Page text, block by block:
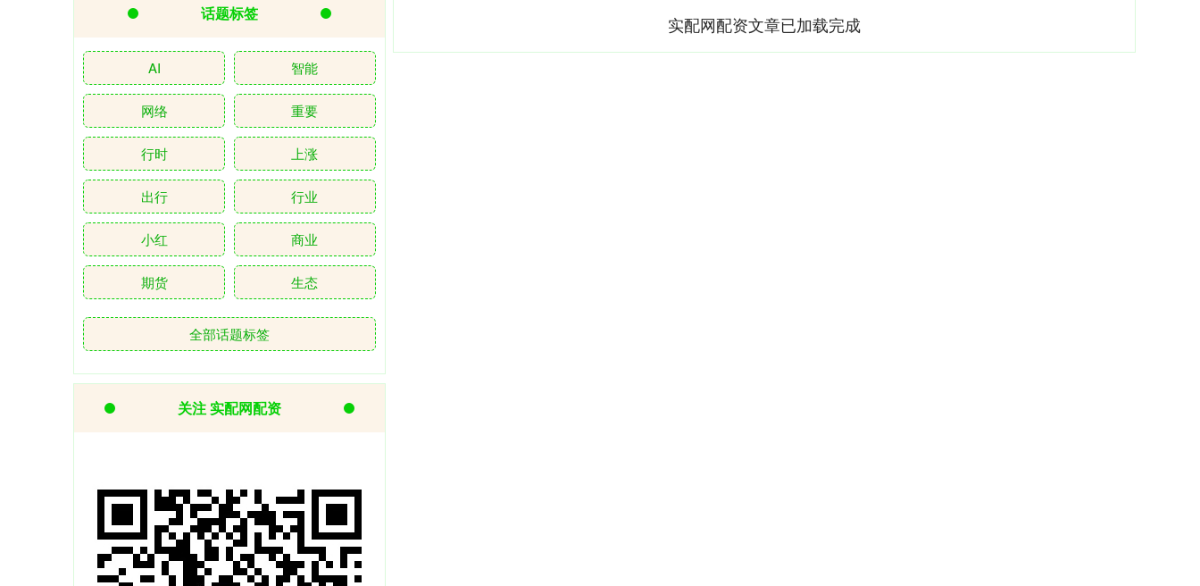
实配网配资文章已加载完成
话题标签
AI 智能
网络 重要
行时 上涨
出行 行业
小红 商业
期货 生态
全部话题标签
关注 实配网配资